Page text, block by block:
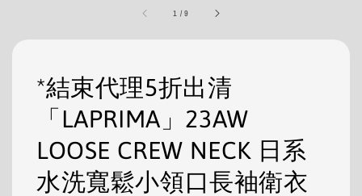
1 /9
*結束代理5折出清
「LAPRIMA」23AW
LOOSE CREW NECK 日系
水洗寬鬆小領口長袖衛衣